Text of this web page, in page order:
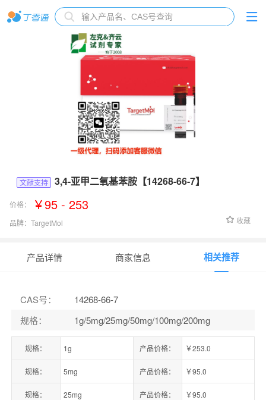
文献支持 3,4-亚甲二氧基苯胺【14268-66-7】
价格： ￥95 - 253
品牌： TargetMol 收藏
产品详情 商家信息 相关推荐
CAS号：
14268-66-7
规格： 1g/5mg/25mg/50mg/100mg/200mg
规格： 1g 产品价格： ￥253.0
规格： 5mg 产品价格： ￥95.0
规格： 25mg 产品价格： ￥95.0